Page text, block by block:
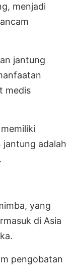
menjadi
jantung
medis
adalah
yang
di Asia
pengobatan